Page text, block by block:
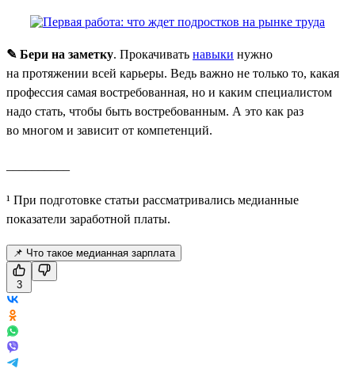
✎ Бери на заметку. Прокачивать навыки нужно
на протяжении всей карьеры. Ведь важно не только то, какая
профессия самая востребованная, но и каким специалистом
надо стать, чтобы быть востребованным. А это как раз
во многом и зависит от компетенций.
¹ При подготовке статьи рассматривались медианные
показатели заработной платы.
📌 Что такое медианная зарплата
3